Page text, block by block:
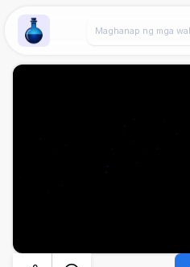
Wallpaper Alchemy